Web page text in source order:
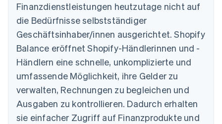
Finanzdienstleistungen heutzutage nicht auf
die Bedürfnisse selbstständiger
Geschäftsinhaber/innen ausgerichtet. Shopify
Balance eröffnet Shopify-Händlerinnen und -
Händlern eine schnelle, unkomplizierte und
umfassende Möglichkeit, ihre Gelder zu
verwalten, Rechnungen zu begleichen und
Ausgaben zu kontrollieren. Dadurch erhalten
sie einfacher Zugriff auf Finanzprodukte und